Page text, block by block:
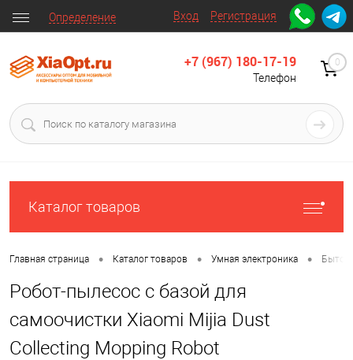
Вход Регистрация
Определение
+7 (967) 180-17-19
Телефон
0
Каталог товаров
Главная страница • Каталог товаров • Умная электроника •
Робот-пылесос с базой для
самоочистки Xiaomi Mijia Dust
Collecting Mopping Robot